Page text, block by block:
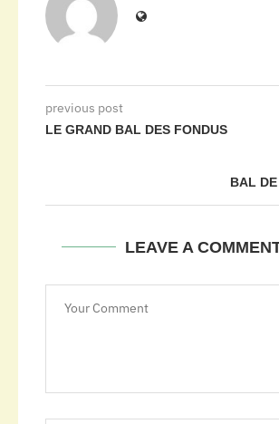
previous post
LE GRAND BAL DES FONDUS
BAL
LEAVE A